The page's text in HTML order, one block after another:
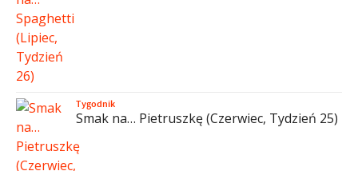
Tygodnik
Smak na… Pietruszkę (Czerwiec, Tydzień 25)